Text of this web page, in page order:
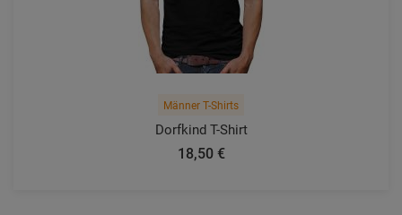
Männer T-Shirts
Dorfkind T-Shirt
18,50 €